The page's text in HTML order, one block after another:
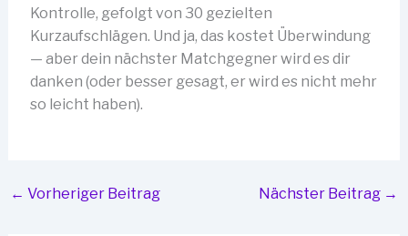
Kontrolle, gefolgt von 30 gezielten
Kurzaufschlägen. Und ja, das kostet Überwindung
— aber dein nächster Matchgegner wird es dir
danken (oder besser gesagt, er wird es nicht mehr
so leicht haben).
← Vorheriger Beitrag Nächster Beitrag →